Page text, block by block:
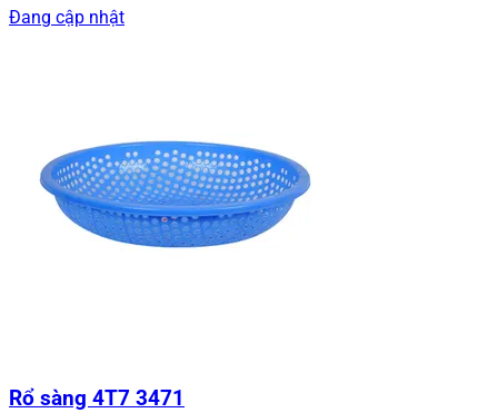
Đang cập nhật
Rổ sàng 4T7 3471